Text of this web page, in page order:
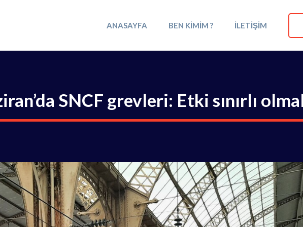
ANASAYFA BEN KIMIM ? İLETIŞIM
SNCF grevleri: Etki sınırlı